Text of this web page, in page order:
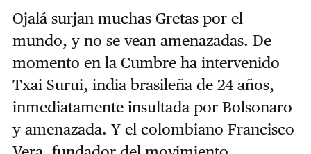
Ojalá surjan muchas Gretas por el
mundo, y no se vean amenazadas. De
momento en la Cumbre ha intervenido
Txai Surui, india brasileña de 24 años,
inmediatamente insultada por Bolsonaro
y amenazada. Y el colombiano Francisco